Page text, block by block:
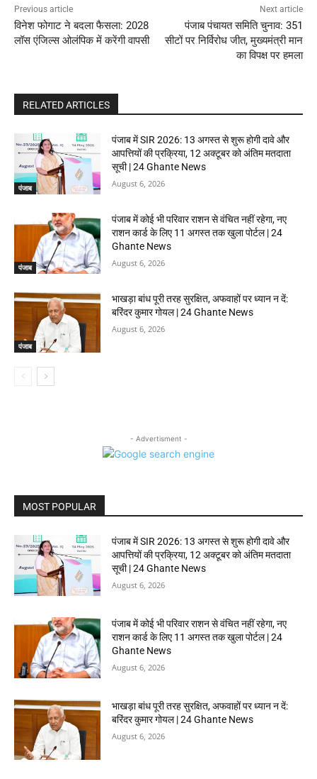
Previous article
विनेश फोगाट ने बदला फैसला: 2028
लॉस एंजिल्स ओलंपिक में करेंगी वापसी
Next article
पंजाब पंचायत समिति चुनाव: 351
सीटों पर निर्विरोध जीत, मुख्यमंत्री मान
का विपक्ष पर हमला
RELATED ARTICLES
पंजाब
पंजाब में SIR 2026: 13 अगस्त से शुरू होगी दावे और
आपत्तियों की प्रक्रिया, 12 अक्टूबर को अंतिम मतदाता
सूची | 24 Ghante News
August 6, 2026
पंजाब
पंजाब में कोई भी परिवार राशन से वंचित नहीं रहेगा, नए
राशन कार्ड के लिए 11 अगस्त तक खुला पोर्टल | 24
Ghante News
August 6, 2026
पंजाब
भाखड़ा बांध पूरी तरह सुरक्षित, अफवाहों पर ध्यान न दें:
बरिंदर कुमार गोयल | 24 Ghante News
August 6, 2026
- Advertisment -
MOST POPULAR
पंजाब में SIR 2026: 13 अगस्त से शुरू होगी दावे और
आपत्तियों की प्रक्रिया, 12 अक्टूबर को अंतिम मतदाता
सूची | 24 Ghante News
August 6, 2026
पंजाब में कोई भी परिवार राशन से वंचित नहीं रहेगा, नए
राशन कार्ड के लिए 11 अगस्त तक खुला पोर्टल | 24
Ghante News
August 6, 2026
भाखड़ा बांध पूरी तरह सुरक्षित, अफवाहों पर ध्यान न दें:
बरिंदर कुमार गोयल | 24 Ghante News
August 6, 2026